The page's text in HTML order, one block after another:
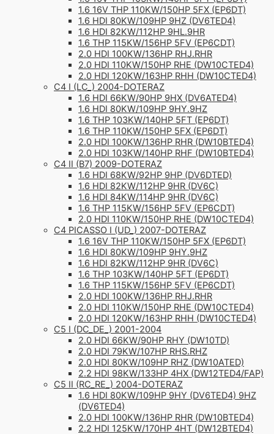
1.6 16V THP 110KW/150HP 5FX (EP6DT)
1.6 HDI 80KW/109HP 9HZ (DV6TED4)
1.6 HDI 82KW/112HP 9HL.9HR
1.6 THP 115KW/156HP 5FV (EP6CDT)
2.0 HDI 100KW/136HP RHJ.RHR
2.0 HDI 110KW/150HP RHE (DW10CTED4)
2.0 HDI 120KW/163HP RHH (DW10CTED4)
C4 I (LC_) 2004-DOTERAZ
1.6 HDI 66KW/90HP 9HX (DV6ATED4)
1.6 HDI 80KW/109HP 9HY.9HZ
1.6 THP 103KW/140HP 5FT (EP6DT)
1.6 THP 110KW/150HP 5FX (EP6DT)
2.0 HDI 100KW/136HP RHR (DW10BTED4)
2.0 HDI 103KW/140HP RHF (DW10BTED4)
C4 II (B7) 2009-DOTERAZ
1.6 HDI 68KW/92HP 9HP (DV6DTED)
1.6 HDI 82KW/112HP 9HR (DV6C)
1.6 HDI 84KW/114HP 9HR (DV6C)
1.6 THP 115KW/156HP 5FV (EP6CDT)
2.0 HDI 110KW/150HP RHE (DW10CTED4)
C4 PICASSO I (UD_) 2007-DOTERAZ
1.6 16V THP 110KW/150HP 5FX (EP6DT)
1.6 HDI 80KW/109HP 9HY.9HZ
1.6 HDI 82KW/112HP 9HR (DV6C)
1.6 THP 103KW/140HP 5FT (EP6DT)
1.6 THP 115KW/156HP 5FV (EP6CDT)
2.0 HDI 100KW/136HP RHJ.RHR
2.0 HDI 110KW/150HP RHE (DW10CTED4)
2.0 HDI 120KW/163HP RHH (DW10CTED4)
C5 I (DC_DE_) 2001-2004
2.0 HDI 66KW/90HP RHY (DW10TD)
2.0 HDI 79KW/107HP RHS.RHZ
2.0 HDI 80KW/109HP RHZ (DW10ATED)
2.2 HDI 98KW/133HP 4HX (DW12TED4/FAP)
C5 II (RC_RE_) 2004-DOTERAZ
1.6 HDI 80KW/109HP 9HY (DV6TED4) 9HZ
(DV6TED4)
2.0 HDI 100KW/136HP RHR (DW10BTED4)
2.2 HDI 125KW/170HP 4HT (DW12BTED4)